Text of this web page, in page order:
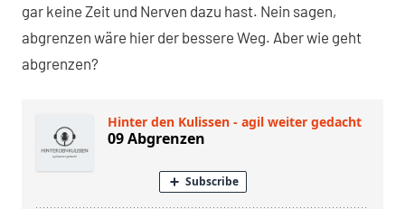
gar keine Zeit und Nerven dazu hast. Nein sagen,
abgrenzen wäre hier der bessere Weg. Aber wie geht
abgrenzen?